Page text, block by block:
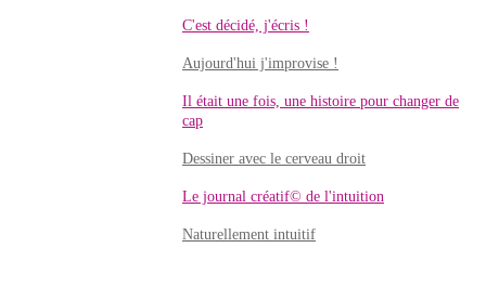
C'est décidé, j'écris !
Aujourd'hui j'improvise !
Il était une fois, une histoire pour changer de
cap
Dessiner avec le cerveau droit
Le journal créatif© de l'intuition
Naturellement intuitif